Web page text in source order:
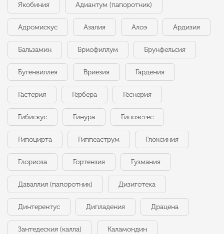
Якобиния Адиантум (папоротник)
Адромискус Азалия Алоэ Ардизия
Бальзамин Бриофиллум Брунфельсия
Бугенвиллея Вриезия Гардения
Гастерия Гербера Геснерия
Гибискус Гинура Гипоэстес
Гипоцирта Гиппеаструм Глоксиния
Глориоза Гортензия Гузмания
Даваллия (папоротник) Дизиготека
Динтерентус Дипладения Драцена
Зантедеския (калла) Каламондин